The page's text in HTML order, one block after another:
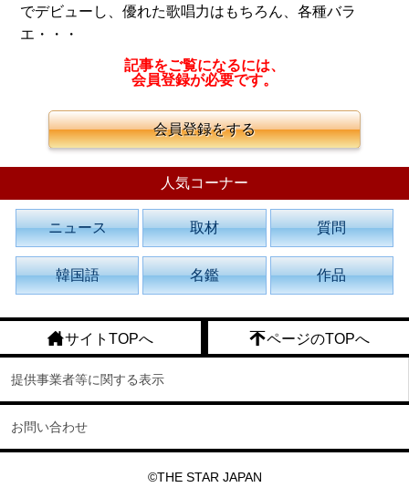
でデビューし、優れた歌唱力はもちろん、各種バラ
エ・・・
記事をご覧になるには、
会員登録が必要です。
会員登録をする
人気コーナー
ニュース 取材 質問
韓国語 名鑑 作品
サイトTOPへ ページのTOPへ
提供事業者等に関する表示
お問い合わせ
©THE STAR JAPAN